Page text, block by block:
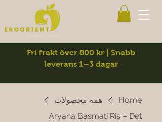
Fri frakt över 800 kr | Snabb
leverans 1–3 dagar
Home
همه محصولات
Aryana Basmati Ris – Det